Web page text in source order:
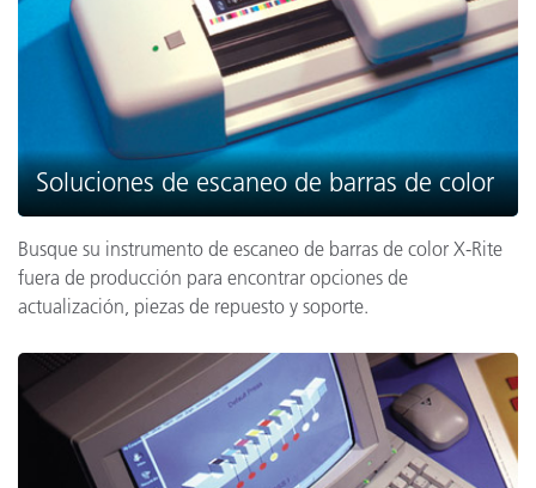
Soluciones de escaneo de barras de color
Busque su instrumento de escaneo de barras de color X-Rite
fuera de producción para encontrar opciones de
actualización, piezas de repuesto y soporte.